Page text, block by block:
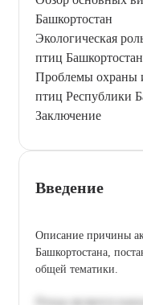
Башкортостан
Экологическая
птиц
Проблемы охраны
птиц Республики
Заключение
Введение
Описание причины
Башкортостана,
общей тематики.